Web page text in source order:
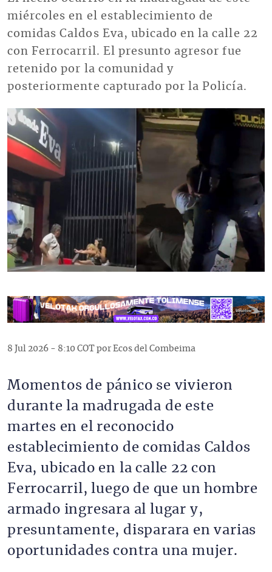
miércoles en el establecimiento de
comidas Caldos Eva, ubicado en la calle 22
con Ferrocarril. El presunto agresor fue
retenido por la comunidad y
posteriormente capturado por la Policía.
Imagen
8 Jul 2026 - 8:10 COT por Ecos del Combeima
Momentos de pánico se vivieron
durante la madrugada de este
martes en el reconocido
establecimiento de comidas Caldos
Eva, ubicado en la calle 22 con
Ferrocarril, luego de que un hombre
armado ingresara al lugar y,
presuntamente, disparara en varias
oportunidades contra una mujer.